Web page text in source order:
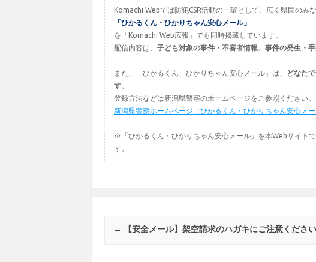
Komachi Webでは防犯CSR活動の一環として、広く県民のみ
「ひかるくん・ひかりちゃん安心メール」
を「Komachi Web広報」でも同時掲載しています。
配信内容は、 子ども対象の事件・不審者情報、事件の発生・
また、「ひかるくん、ひかりちゃん安心メール」は、
どなた
す。
登録方法などは新潟県警察のホームページをご参照ください。
新潟県警察ホームページ（ひかるくん・ひかりちゃん安心メー
※「ひかるくん・ひかりちゃん安心メール」を本Webサイト
す。
Post navigation
← 【安全メール】架空請求のハガキにご注意ください